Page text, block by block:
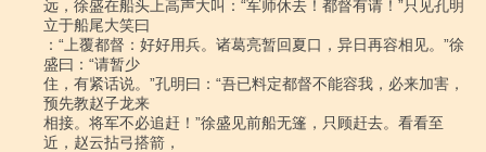
远，徐盛在船头上高声大叫：“军师休去！都督有请！”只见孔明
立于船尾大笑曰
：“上覆都督：好好用兵。诸葛亮暂回夏口，异日再容相见。”徐
盛曰：“请暂少
住，有紧话说。”孔明曰：“吾已料定都督不能容我，必来加害，
预先教赵子龙来
相接。将军不必追赶！”徐盛见前船无篷，只顾赶去。看看至
近，赵云拈弓搭箭，